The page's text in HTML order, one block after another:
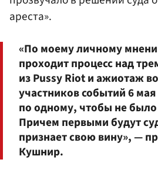
ареста».
«По моему личному
проходит процесс над
из Pussy Riot и ажиотаж
участников событий 6
по одному, чтобы не
Причем первыми будут
признает свою вину», —
Кушнир.